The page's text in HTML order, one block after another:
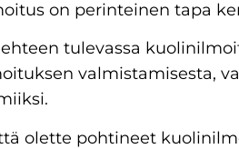
on perinteinen tapa
tulevassa
valmistamisesta,
olette pohtineet